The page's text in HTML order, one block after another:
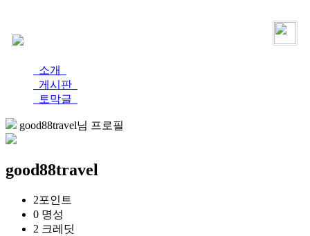
소개
게시판
토막글
good88travel님 프로필
good88travel
2포인트
0 명성
2 크레딧